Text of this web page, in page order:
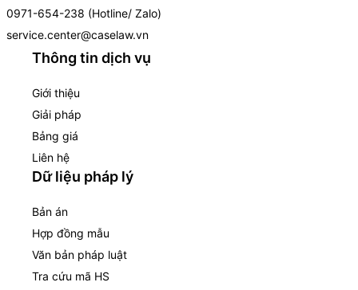
0971-654-238 (Hotline/ Zalo)
service.center@caselaw.vn
Thông tin dịch vụ
Giới thiệu
Giải pháp
Bảng giá
Liên hệ
Dữ liệu pháp lý
Bản án
Hợp đồng mẫu
Văn bản pháp luật
Tra cứu mã HS